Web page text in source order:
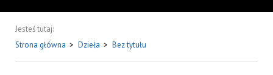
Jesteś tutaj:
Strona główna > Dzieła > Bez tytułu